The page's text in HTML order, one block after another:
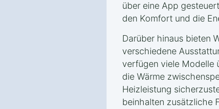
über eine App
den Komfort und die
Darüber hinaus bieten
verschiedene
verfügen viele Modelle
die Wärme
Heizleistung
beinhalten zusätzliche